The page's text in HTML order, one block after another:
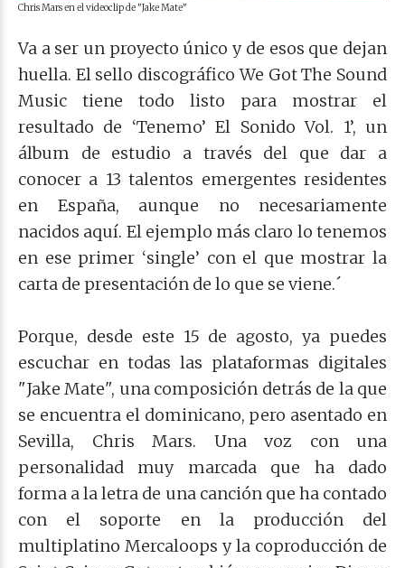
Chris Mars en el videoclip de "Jake Mate"
Va a ser un proyecto único y de esos que dejan
huella. El sello discográfico We Got The Sound
Music tiene todo listo para mostrar el
resultado de ‘Tenemo’ El Sonido Vol. 1’, un
álbum de estudio a través del que dar a
conocer a 13 talentos emergentes residentes
en España, aunque no necesariamente
nacidos aquí. El ejemplo más claro lo tenemos
en ese primer ‘single’ con el que mostrar la
carta de presentación de lo que se viene.´
Porque, desde este 15 de agosto, ya puedes
escuchar en todas las plataformas digitales
"Jake Mate", una composición detrás de la que
se encuentra el dominicano, pero asentado en
Sevilla, Chris Mars. Una voz con una
personalidad muy marcada que ha dado
forma a la letra de una canción que ha contado
con el soporte en la producción del
multiplatino Mercaloops y la coproducción de